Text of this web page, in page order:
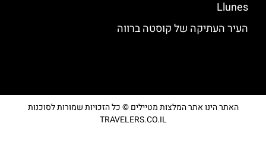
Llunes‬‬
העיר העתיקה של קוסטה ברווה
האתר הינו אתר המלצות מטיילים © כל הזכויות שמורות לסוכנות
TRAVELERS.CO.IL